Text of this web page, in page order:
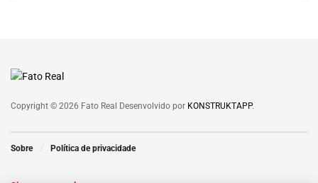
Copyright © 2026 Fato Real Desenvolvido por KONSTRUKTAPP.
Sobre Política de privacidade